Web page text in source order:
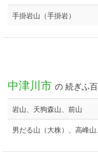
手掛岩山（手掛岩）
中津川市 の 続ぎふ
岩山、天狗森山、前山
男だる山（大株）、高峰山